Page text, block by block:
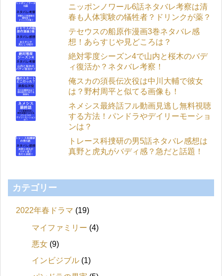
ニッポンノワール6話ネタバレ考察は清
春も人体実験の犠牲者？ドリンクが薬？
テセウスの船原作漫画3巻ネタバレ感
想！あらすじや見どころは？
絶対零度シーズン4で山内と桜木のバデ
ィ復活か？ネタバレ考察！
俺スカの須長伝次役は中川大輔で彼女
は？野村周平と似てる画像も！
ネメシス最終話フル動画見逃し無料視聴
する方法！パンドラやデイリーモーショ
ンは？
トレース科捜研の男5話ネタバレ感想は
真野と虎丸がバディ感？急だと話題！
カテゴリー
2022年春ドラマ (19)
マイファミリー (4)
悪女 (9)
インビジブル (1)